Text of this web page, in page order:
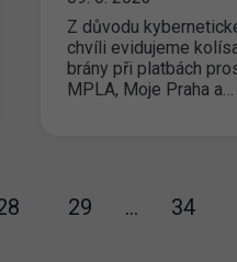
Z důvodu
chvíli evidujeme
brány při platbách
MPLA, Moje Praha a…
29 … 34